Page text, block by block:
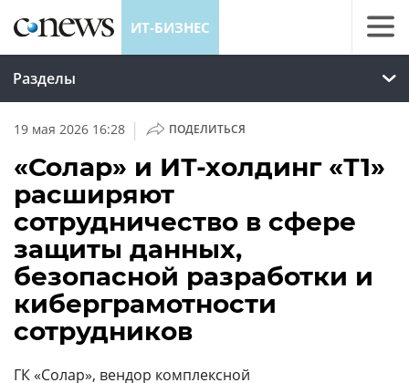
ИТ-БИЗНЕС
Разделы
19 мая 2026 16:28 | ПОДЕЛИТЬСЯ
«Солар» и ИТ-холдинг «Т1»
расширяют
сотрудничество в сфере
защиты данных,
безопасной разработки и
киберграмотности
сотрудников
ГК «Солар», вендор комплексной